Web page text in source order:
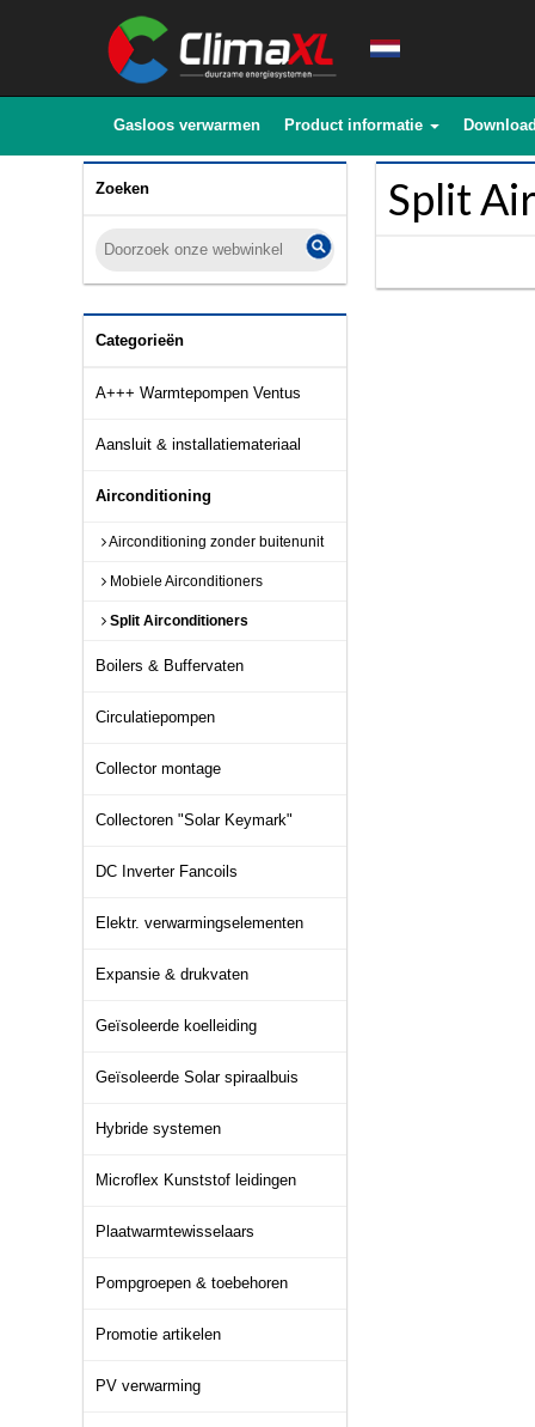
Gasloos verwarmen Product informatie
Zoeken
Categorieën
A+++ Warmtepompen Ventus
Aansluit & installatiemateriaal
Airconditioning
Airconditioning zonder buitenunit
Mobiele Airconditioners
Split Airconditioners
Boilers & Buffervaten
Circulatiepompen
Collector montage
Collectoren "Solar Keymark"
DC Inverter Fancoils
Elektr. verwarmingselementen
Expansie & drukvaten
Geïsoleerde koelleiding
Geïsoleerde Solar spiraalbuis
Hybride systemen
Microflex Kunststof leidingen
Plaatwarmtewisselaars
Pompgroepen & toebehoren
Promotie artikelen
PV verwarming
Split